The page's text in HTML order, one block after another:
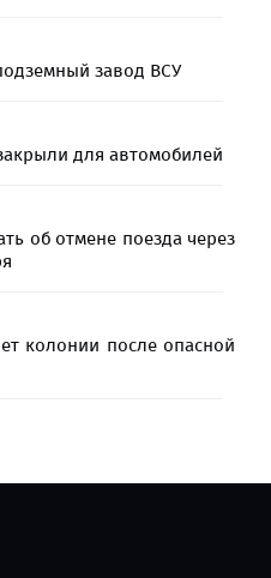
завод ВСУ
для автомобилей
об отмене поезда через
колонии после опасной